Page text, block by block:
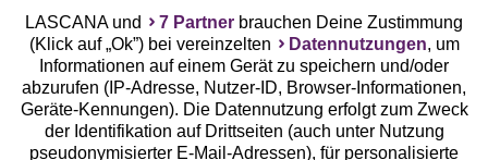
Geprüfte Sicherheit
LASCANA und 7 Partner brauchen Deine Zustimmung
(Klick auf „Ok”) bei vereinzelten
Datennutzungen, um
Informationen auf einem Gerät zu speichern und/oder
abzurufen (IP-Adresse, Nutzer-ID, Browser-Informationen,
Geräte-Kennungen). Die Datennutzung erfolgt zum Zweck
der Identifikation auf Drittseiten (auch unter Nutzung
pseudonymisierter E-Mail-Adressen), für personalisierte